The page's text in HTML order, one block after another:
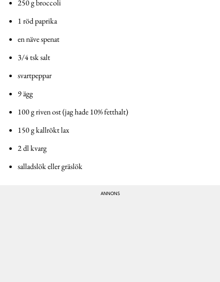
250 g broccoli
1 röd paprika
en näve spenat
3/4 tsk salt
svartpeppar
9 ägg
100 g riven ost (jag hade 10% fetthalt)
150 g kallrökt lax
2 dl kvarg
salladslök eller gräslök